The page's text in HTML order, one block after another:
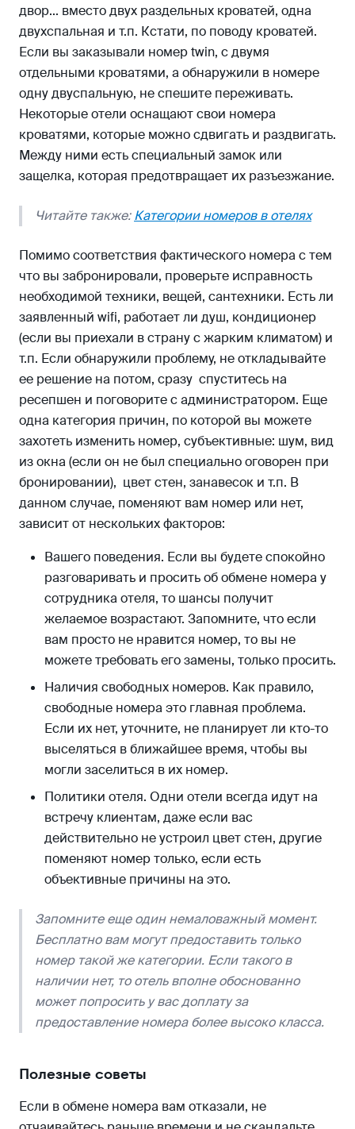
двор... вместо двух раздельных кроватей, одна
двухспальная и т.п. Кстати, по поводу кроватей.
Если вы заказывали номер twin, с двумя
отдельными кроватями, а обнаружили в номере
одну двуспальную, не спешите переживать.
Некоторые отели оснащают свои номера
кроватями, которые можно сдвигать и раздвигать.
Между ними есть специальный замок или
защелка, которая предотвращает их разъезжание.
Читайте также:Категории номеров в отелях
Помимо соответствия фактического номера с тем
что вы забронировали, проверьте исправность
необходимой техники, вещей, сантехники. Есть ли
заявленный wifi, работает ли душ, кондиционер
(если вы приехали в страну с жарким климатом) и
т.п. Если обнаружили проблему, не откладывайте
ее решение на потом, сразу спуститесь на
ресепшен и поговорите с администратором. Еще
одна категория причин, по которой вы можете
захотеть изменить номер, субъективные: шум, вид
из окна (если он не был специально оговорен при
бронировании), цвет стен, занавесок и т.п. В
данном случае, поменяют вам номер или нет,
зависит от нескольких факторов:
Вашего поведения. Если вы будете спокойно
разговаривать и просить об обмене номера у
сотрудника отеля, то шансы получит
желаемое возрастают. Запомните, что если
вам просто не нравится номер, то вы не
можете требовать его замены, только просить.
Наличия свободных номеров. Как правило,
свободные номера это главная проблема.
Если их нет, уточните, не планирует ли кто-то
выселяться в ближайшее время, чтобы вы
могли заселиться в их номер.
Политики отеля. Одни отели всегда идут на
встречу клиентам, даже если вас
действительно не устроил цвет стен, другие
поменяют номер только, если есть
объективные причины на это.
Запомните еще один немаловажный момент.
Бесплатно вам могут предоставить только
номер такой же категории. Если такого в
наличии нет, то отель вполне обоснованно
может попросить у вас доплату за
предоставление номера более высоко класса.
Полезные советы
Если в обмене номера вам отказали, не